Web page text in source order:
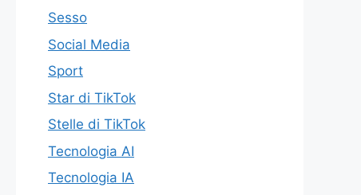
Sesso
Social Media
Sport
Star di TikTok
Stelle di TikTok
Tecnologia AI
Tecnologia IA